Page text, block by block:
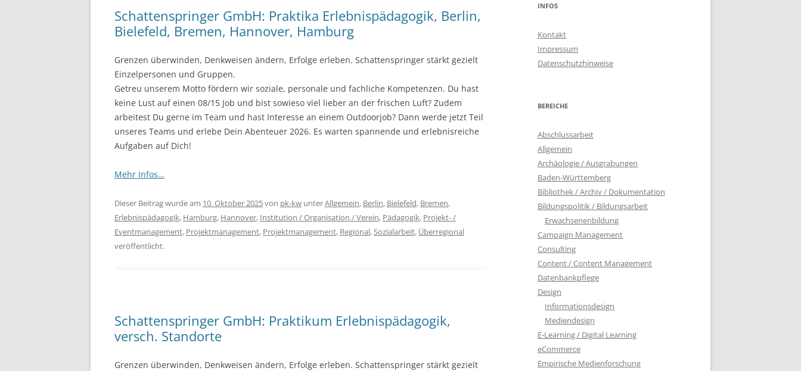
Schattenspringer GmbH: Praktika Erlebnispädagogik, Berlin,
Bielefeld, Bremen, Hannover, Hamburg
Grenzen überwinden, Denkweisen ändern, Erfolge erleben. Schattenspringer stärkt gezielt
Einzelpersonen und Gruppen.
Getreu unserem Motto fördern wir soziale, personale und fachliche Kompetenzen. Du hast
keine Lust auf einen 08/15 Job und bist sowieso viel lieber an der frischen Luft? Zudem
arbeitest Du gerne im Team und hast Interesse an einem Outdoorjob? Dann werde jetzt Teil
unseres Teams und erlebe Dein Abenteuer 2026. Es warten spannende und erlebnisreiche
Aufgaben auf Dich!
Mehr Infos…
Dieser Beitrag wurde am 10. Oktober 2025von pk-kw unterAllgemein, Berlin, Bielefeld, Bremen,
Erlebnispädagogik, Hamburg, Hannover, Institution / Organisation / Verein, Pädagogik, Projekt- /
Eventmanagement, Projektmanagement, Projektmanagement, Regional, Sozialarbeit, Überregional
veröffentlicht.
Schattenspringer GmbH: Praktikum Erlebnispädagogik,
versch. Standorte
Grenzen überwinden, Denkweisen ändern, Erfolge erleben. Schattenspringer stärkt gezielt
INFOS
Kontakt
Impressum
Datenschutzhinweise
BEREICHE
Abschlussarbeit
Allgemein
Archäologie / Ausgrabungen
Baden-Württemberg
Bibliothek / Archiv / Dokumentation
Bildungspolitik / Bildungsarbeit
Erwachsenenbildung
Campaign Management
Consulting
Content / Content Management
Datenbankpflege
Design
Informationsdesign
Mediendesign
E-Learning / Digital Learning
eCommerce
Empirische Medienforschung